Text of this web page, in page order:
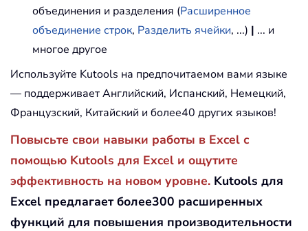
объединения и разделения (Расширенное
объединение строк, Разделить ячейки, ...) | ... и
многое другое
Используйте Kutools на предпочитаемом вами языке
— поддерживает Английский, Испанский, Немецкий,
Французский, Китайский и более40 других языков!
Повысьте свои навыки работы в Excel с
помощью Kutools для Excel и ощутите
эффективность на новом уровне. Kutools для
Excel предлагает более300 расширенных
функций для повышения производительности